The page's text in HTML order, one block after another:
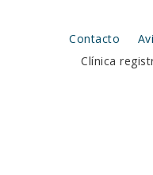
Contacto
Clínica